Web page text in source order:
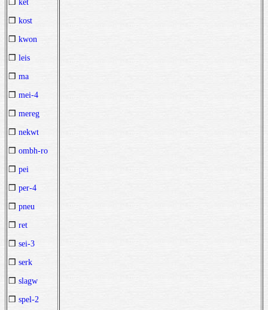
❒ ket
❒ kost
❒ kwon
❒ leis
❒ ma
❒ mei-4
❒ mereg
❒ nekwt
❒ ombh-ro
❒ pei
❒ per-4
❒ pneu
❒ ret
❒ sei-3
❒ serk
❒ slagw
❒ spel-2